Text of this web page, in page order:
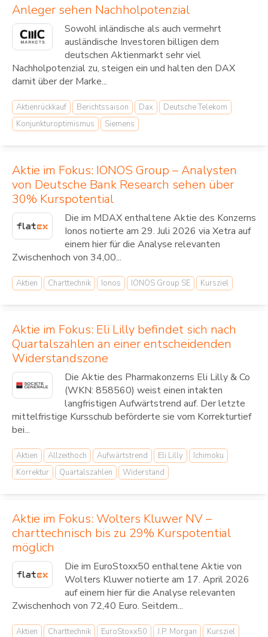
Anleger sehen Nachholpotenzial
Sowohl inländische als auch vermehrt
ausländische Investoren billigen dem
deutschen Aktienmarkt sehr viel
Nachholpotenzial zu, steigen ein und halten den DAX
damit über der Marke...
Aktienrückkauf Berichtssaison Dax
Deutsche Telekom
Konjunkturoptimismus
Siemens
Aktie im Fokus: IONOS Group – Analysten
von Deutsche Bank Research sehen über
30% Kurspotential
Die im MDAX enthaltene Aktie des Konzerns
Ionos notierte am 29. Juli 2026 via Xetra auf
einem hier für die Analyse relevanten
Zwischenhoch von 34,00...
Aktien Charttechnik Ionos IONOS Group SE Kursziel
Aktie im Fokus: Eli Lilly befindet sich nach
Quartalszahlen an einer entscheidenden
Widerstandszone
Die Aktie des Pharmakonzerns Eli Lilly & Co
(WKN: 858560) weist einen intakten
langfristigen Aufwärtstrend auf. Der letzte
mittelfristige Kursschub beförderte sie vom Korrekturtief
bei...
Aktien Allzeithoch Aufwärtstrend Eli Lilly
Ichimoku
Korrektur
Quartalszahlen Widerstand
Aktie im Fokus: Wolters Kluwer NV –
charttechnisch bis zu 29% Kurspotential
möglich
Die im EuroStoxx50 enthaltene Aktie von
Wolters Kluwer notierte am 17. April 2026
auf einem hier für die Analyse relevanten
Zwischenhoch von 72,40 Euro. Seitdem...
Aktien Charttechnik EuroStoxx50 J.P. Morgan
Kursziel